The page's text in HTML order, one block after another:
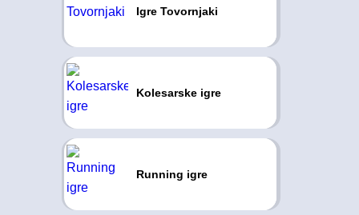
Igre Tovornjaki
Kolesarske igre
Running igre